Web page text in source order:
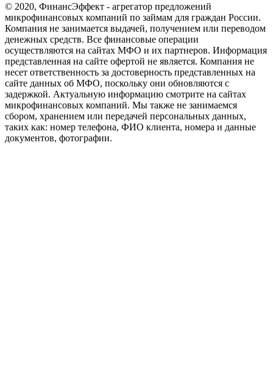
© 2020, ФинансЭффект - агрегатор предложений
микрофинансовых компаний по займам для граждан России.
Компания не занимается выдачей, получением или переводом
денежных средств. Все финансовые операции
осуществляются на сайтах МФО и их партнеров. Информация
представленная на сайте офертой не является. Компания не
несет ответственность за достоверность представленных на
сайте данных об МФО, поскольку они обновляются с
задержкой. Актуальную информацию смотрите на сайтах
микрофинансовых компаний. Мы также не занимаемся
сбором, хранением или передачей персональных данных,
таких как: номер телефона, ФИО клиента, номера и данные
документов, фотографии.